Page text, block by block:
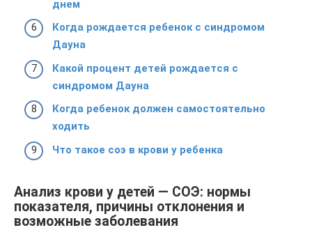
днем
Когда рождается ребенок с синдромом
Дауна
Какой процент детей рождается с
синдромом Дауна
Когда ребенок должен самостоятельно
ходить
Что такое соэ в крови у ребенка
Анализ крови у детей — СОЭ: нормы
показателя, причины отклонения и
возможные заболевания